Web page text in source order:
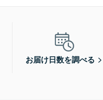
お届け日数を調べる